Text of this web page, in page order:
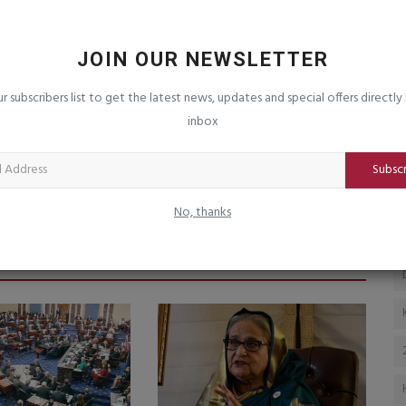
JOIN OUR NEWSLETTER
subscribers list to get the latest news, updates and special offers directly
inbox
No, thanks
નુકસાનીનું
ગુજરાતમાં શિક્ષકો માટે ‘સેવા સમાધાન પોર્ટલ’
saurashtrabhoomi Aug 6, 2026 0
શિક્ષણ મંત્રી ડૉ. પ્રદ્યુમન વાજાએ કર્યું લોન્ચિંગ; રાજ્યના 3 લાખથી